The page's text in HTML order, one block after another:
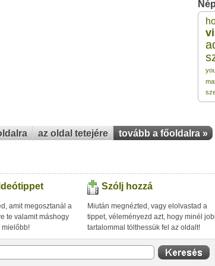
az oldal tetejére tovább a főoldalra »
amit megosztanál a
te valamit máshogy
mielőbb!
Szólj hozzá
Miután megnézted, vagy elolvastad a
tippet, véleményezd azt, hogy minél
tartalommal tölthessük fel az oldalt!